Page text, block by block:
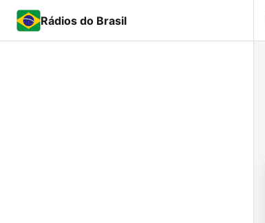
Rádios do Brasil